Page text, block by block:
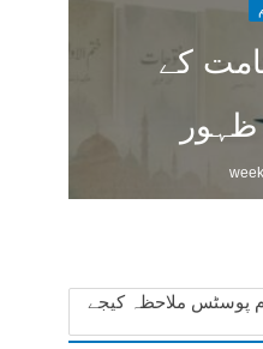
کے
پوسٹس ملاحظہ کیجے